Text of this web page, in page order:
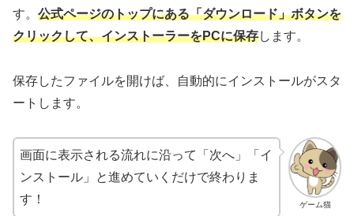
す。 公式ページのトップにある「ダウンロード」ボタンを
クリックして、インストーラーをPCに保存します。
保存したファイルを開けば、自動的にインストールがスタ
ートします。
ゲーム猫
画面に表示される流れに沿って「次へ」「イ
ンストール」と進めていくだけで終わりま
す！